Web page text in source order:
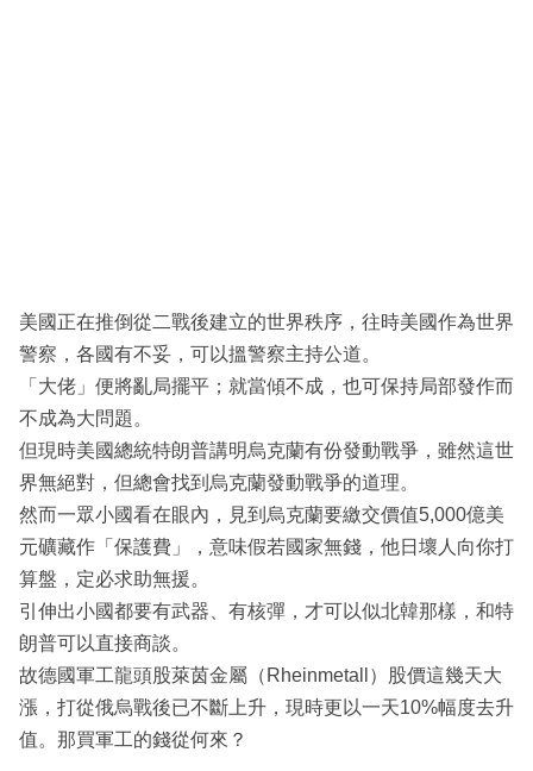
美國正在推倒從二戰後建立的世界秩序，往時美國作為世界
警察，各國有不妥，可以搵警察主持公道。
「大佬」便將亂局擺平；就當傾不成，也可保持局部發作而
不成為大問題。
但現時美國總統特朗普講明烏克蘭有份發動戰爭，雖然這世
界無絕對，但總會找到烏克蘭發動戰爭的道理。
然而一眾小國看在眼內，見到烏克蘭要繳交價值5,000億美
元礦藏作「保護費」，意味假若國家無錢，他日壞人向你打
算盤，定必求助無援。
引伸出小國都要有武器、有核彈，才可以似北韓那樣，和特
朗普可以直接商談。
故德國軍工龍頭股萊茵金屬（Rheinmetall）股價這幾天大
漲，打從俄烏戰後已不斷上升，現時更以一天10%幅度去升
值。那買軍工的錢從何來？